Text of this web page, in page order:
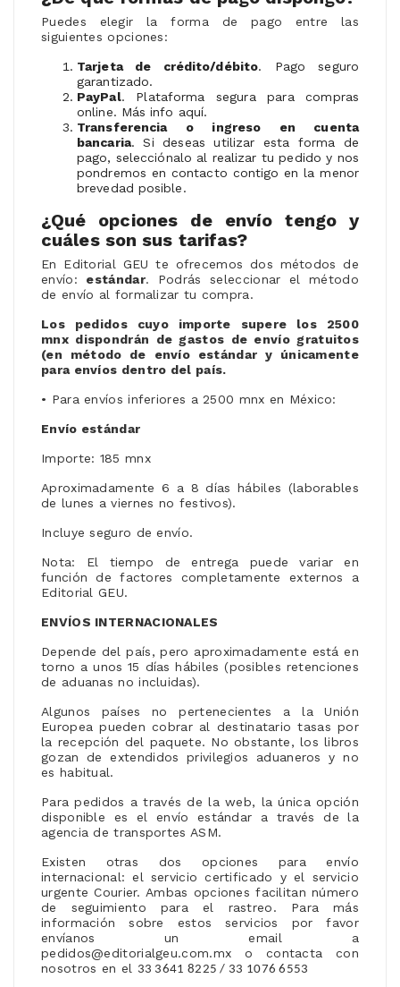
Puedes elegir la forma de pago entre las
siguientes opciones:
Tarjeta de crédito/débito. Pago seguro
garantizado.
PayPal. Plataforma segura para compras
online. Más info aquí.
Transferencia o ingreso en cuenta
bancaria. Si deseas utilizar esta forma de
pago, selecciónalo al realizar tu pedido y nos
pondremos en contacto contigo en la menor
brevedad posible.
¿Qué opciones de envío tengo y
cuáles son sus tarifas?
En Editorial GEU te ofrecemos dos métodos de
envío: estándar. Podrás seleccionar el método
de envío al formalizar tu compra.
Los pedidos cuyo importe supere los 2500
mnxdispondrán de gastos de envío gratuitos
(en método de envío estándar y únicamente
para envíos dentro del país.
• Para envíos inferiores a 2500 mnx en México:
Envío estándar
Importe: 185 mnx
Aproximadamente 6 a 8 días hábiles (laborables
de lunes a viernes no festivos).
Incluye seguro de envío.
Nota: El tiempo de entrega puede variar en
función de factores completamente externos a
Editorial GEU.
ENVÍOS INTERNACIONALES
Depende del país, pero aproximadamente está en
torno a unos 15 días hábiles (posibles retenciones
de aduanas no incluidas).
Algunos países no pertenecientes a la Unión
Europea pueden cobrar al destinatario tasas por
la recepción del paquete. No obstante, los libros
gozan de extendidos privilegios aduaneros y no
es habitual.
Para pedidos a través de la web, la única opción
disponible es el envío estándar a través de la
agencia de transportes ASM.
Existen otras dos opciones para envío
internacional: el servicio certificado y el servicio
urgente Courier. Ambas opciones facilitan número
de seguimiento para el rastreo. Para más
información sobre estos servicios por favor
envíanos un email a
pedidos@editorialgeu.com.mx o contacta con
nosotros en el 33 3641 8225 / 33 1076 6553